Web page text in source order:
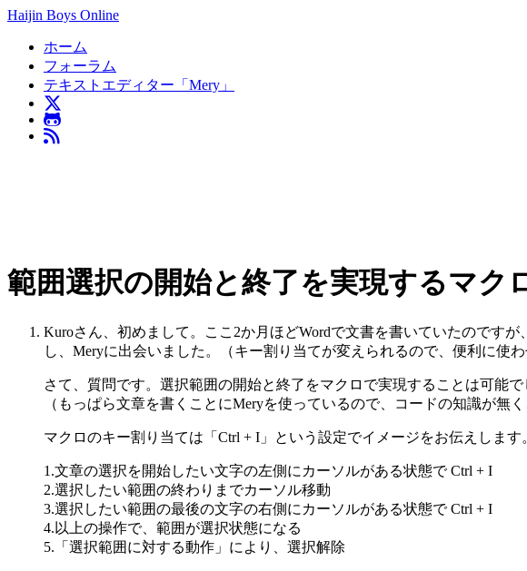
Haijin Boys Online
ホーム
フォーラム
テキストエディター「Mery」
範囲選択の開始と終了を実現するマク
Kuroさん、初めまして。ここ2か月ほどWordで文書を書いていたのです
し、Meryに出会いました。（キー割り当てが変えられるので、便利に使
さて、質問です。選択範囲の開始と終了をマクロで実現することは可能で
（もっぱら文章を書くことにMeryを使っているので、コードの知識が無
マクロのキー割り当ては「Ctrl + I」という設定でイメージをお伝えします
1.文章の選択を開始したい文字の左側にカーソルがある状態で Ctrl + I
2.選択したい範囲の終わりまでカーソル移動
3.選択したい範囲の最後の文字の右側にカーソルがある状態で Ctrl + I
4.以上の操作で、範囲が選択状態になる
5.「選択範囲に対する動作」により、選択解除